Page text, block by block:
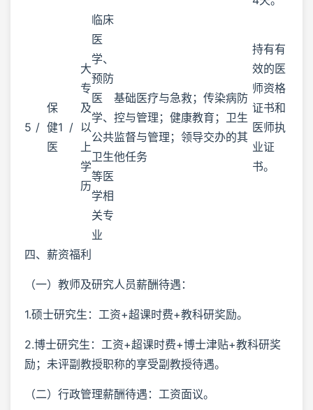
5 /
保
健
医
1 /
大
专
及
以
上
学
历
临床
医
学、
预防
医
学、
公共
卫生
等医
学相
关专
业
基础医疗与急救；传染病防
控与管理；健康教育；卫生
监督与管理；领导交办的其
他任务
持有有
效的医
师资格
证书和
医师执
业证
书。
四、薪资福利
（一）教师及研究人员薪酬待遇：
1.硕士研究生：工资+超课时费+教科研奖励。
2.博士研究生：工资+超课时费+博士津贴+教科研奖
励；未评副教授职称的享受副教授待遇。
（二）行政管理薪酬待遇：工资面议。